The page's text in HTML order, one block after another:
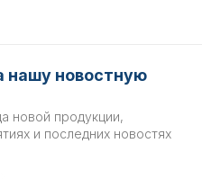
нашу новостную
новой продукции,
и последних новостях